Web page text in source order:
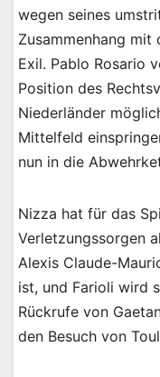
wegen seines
Zusammenhang mit
Exil. Pablo Rosario
Position des
Niederländer
Mittelfeld
nun in die
Nizza hat für das
Verletzungssorgen
Alexis Claude-
ist, und Farioli wird
Rückrufe von
den Besuch von